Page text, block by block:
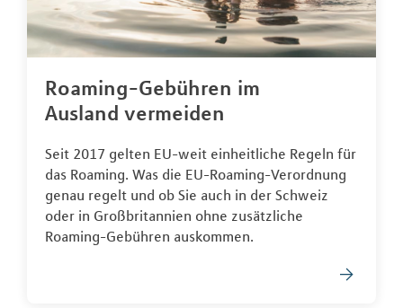
Roaming-Gebühren im
Ausland vermeiden
Seit 2017 gelten EU-weit einheitliche Regeln für
das Roaming. Was die EU-Roaming-Verordnung
genau regelt und ob Sie auch in der Schweiz
oder in Großbritannien ohne zusätzliche
Roaming-Gebühren auskommen.